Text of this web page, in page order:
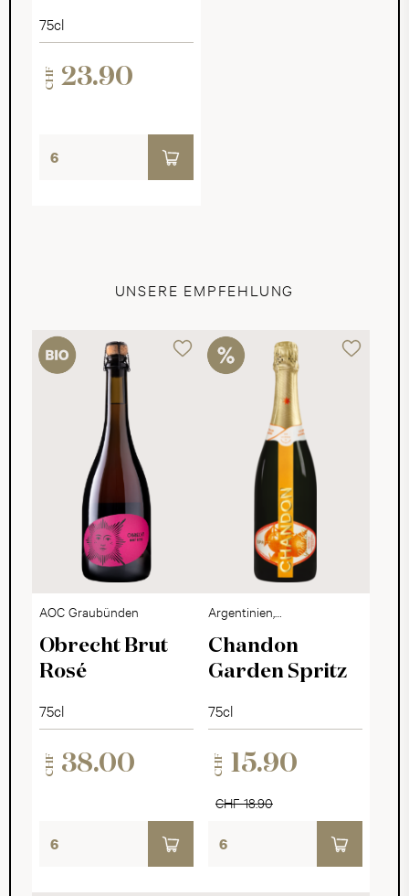
75cl
CHF 23.90
UNSERE EMPFEHLUNG
AOC Graubünden
Obrecht Brut
Rosé
75cl
CHF 38.00
Argentinien,
Mendoza
Chandon
Garden Spritz
75cl
CHF 15.90
CHF 18.90